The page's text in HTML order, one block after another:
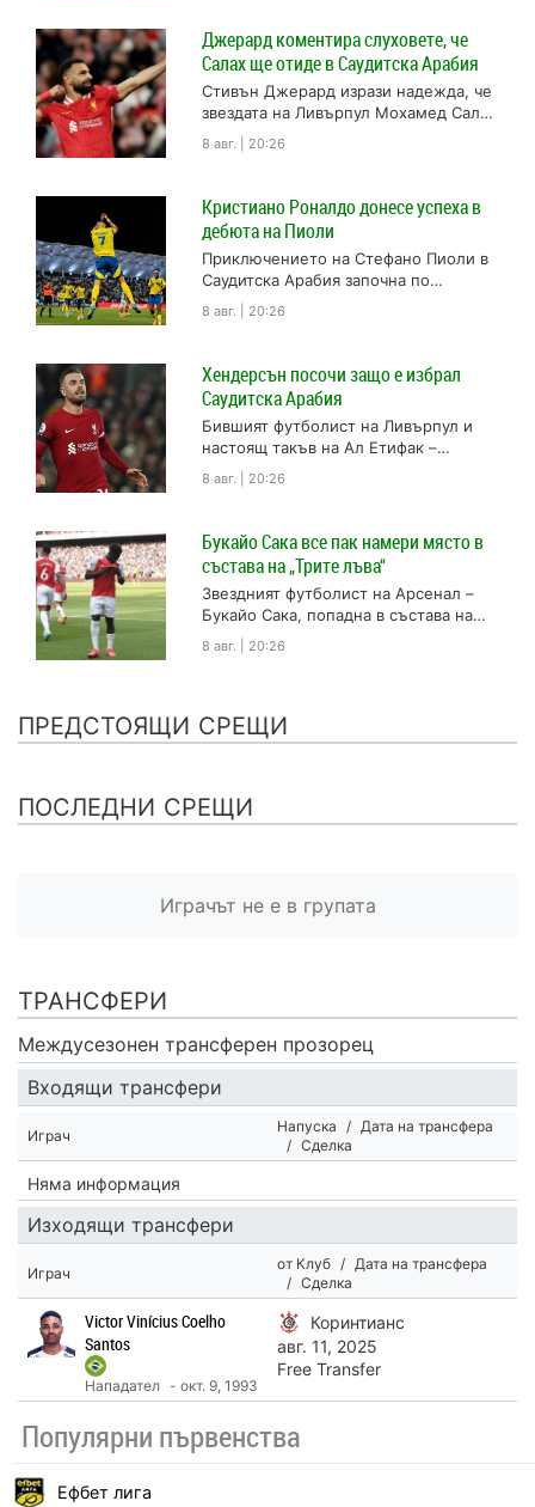
Популярни първенства
Ефбет лига
Джерард коментира слуховете, че
Салах ще отиде в Саудитска Арабия
Стивън Джерард изрази надежда, че
звездата на Ливърпул Мохамед Салах
ще пренебрегне офертите от
Саудитска Арабия и ще остане в...
8 авг. | 20:26
Кристиано Роналдо донесе успеха в
дебюта на Пиоли
Приключението на Стефано Пиоли в
Саудитска Арабия започна по
възможно най-добрия начин. В
първия му мач начело на Ал Насър...
8 авг. | 20:26
Хендерсън посочи защо е избрал
Саудитска Арабия
Бившият футболист на Ливърпул и
настоящ такъв на Ал Етифак –
Джордан Хендерсън, разкри защо е
избрал да акостира в...
8 авг. | 20:26
Букайо Сака все пак намери място в
състава на „Трите лъва“
Звездният футболист на Арсенал –
Букайо Сака, попадна в състава на
селекционера на Англия Гарет
Саутгейт за международните мачове
8 авг. | 20:26
ПРЕДСТОЯЩИ СРЕЩИ
ПОСЛЕДНИ СРЕЩИ
Играчът не е в групата
ТРАНСФЕРИ
Междусезонен трансферен прозорец
Входящи трансфери
Играч
Напуска / Дата на трансфера
/ Сделка
Няма информация
Изходящи трансфери
Играч
от Клуб / Дата на трансфера
/ Сделка
Victor Vinícius Coelho
Santos
Нападател - окт. 9, 1993
Коринтианс
авг. 11, 2025
Free Transfer